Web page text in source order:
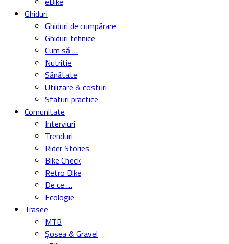
Ghiduri
Ghiduri de cumpărare
Ghiduri tehnice
Cum să …
Nutritie
Sănătate
Utilizare & costuri
Sfaturi practice
Comunitate
Interviuri
Trenduri
Rider Stories
Bike Check
Retro Bike
De ce …
Ecologie
Trasee
MTB
Șosea & Gravel